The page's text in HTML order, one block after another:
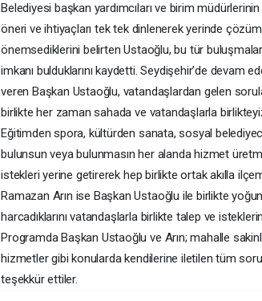
Belediyesi başkan yardımcıları ve birim
öneri ve ihtiyaçları tek tek dinlenerek yerinde
önemsediklerini belirten Ustaoğlu, bu tür
imkanı bulduklarını kaydetti. Seydişehir’de devam
veren Başkan Ustaoğlu, vatandaşlardan gelen
birlikte her zaman sahada ve vatandaşlarla
Eğitimden spora, kültürden sanata, sosyal
bulunsun veya bulunmasın her alanda hizmet
istekleri yerine getirerek hep birlikte ortak akılla
Ramazan Arın ise Başkan Ustaoğlu ile birlikte
harcadıklarını vatandaşlarla birlikte talep ve
Programda Başkan Ustaoğlu ve Arın; mahalle
hizmetler gibi konularda kendilerine iletilen tüm
teşekkür ettiler.